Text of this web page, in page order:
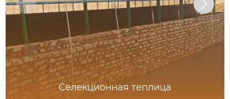
Селекционная теплица